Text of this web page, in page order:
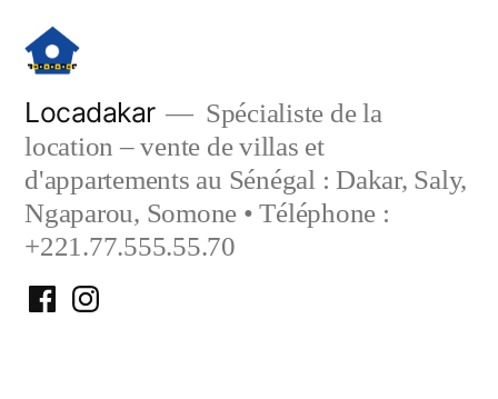
contenu
Locadakar
Spécialiste de la
location – vente de villas et
d'appartements au Sénégal : Dakar, Saly,
Ngaparou, Somone • Téléphone :
+221.77.555.55.70
FacebookInstagram